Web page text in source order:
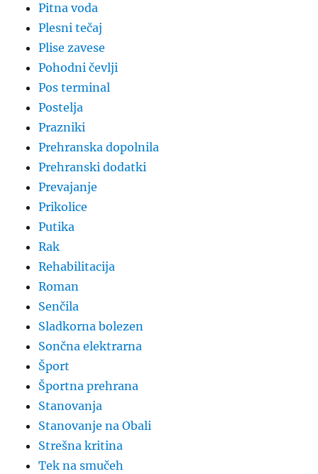
Pitna voda
Plesni tečaj
Plise zavese
Pohodni čevlji
Pos terminal
Postelja
Prazniki
Prehranska dopolnila
Prehranski dodatki
Prevajanje
Prikolice
Putika
Rak
Rehabilitacija
Roman
Senčila
Sladkorna bolezen
Sončna elektrarna
Šport
Športna prehrana
Stanovanja
Stanovanje na Obali
Strešna kritina
Tek na smučeh